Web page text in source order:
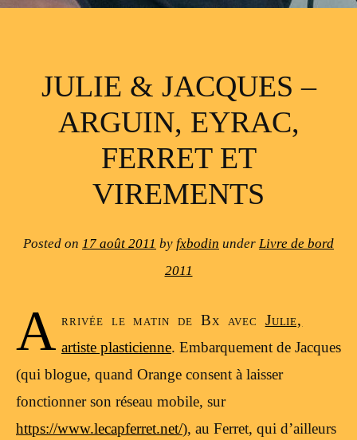
JULIE & JACQUES –
ARGUIN, EYRAC,
FERRET ET
VIREMENTS
Posted on 17 août 2011 by fxbodin under Livre de bord
2011
A rrivée le matin de Bx avec Julie,
artiste plasticienne. Embarquement de Jacques
(qui blogue, quand Orange consent à laisser
fonctionner son réseau mobile, sur
https://www.lecapferret.net/), au Ferret, qui d’ailleurs